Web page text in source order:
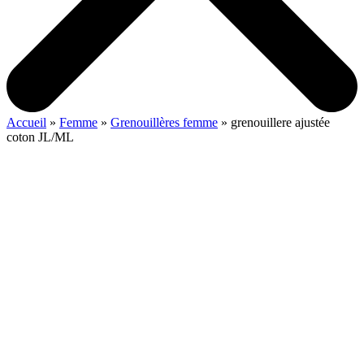
Accueil » Femme » Grenouillères femme » grenouillere ajustée
coton JL/ML